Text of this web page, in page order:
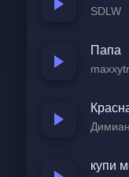
SDLW
Папа
Димиан
купи